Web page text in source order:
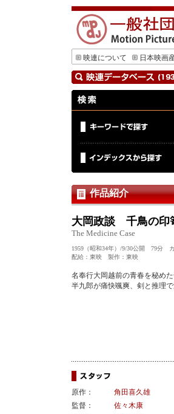
映連について 日本映画
作品紹介
大岡政談 千鳥の印
The Medicine Case
1959（昭和34年）/9/30公開 79分
配給：東映 製作：東映
名奉行大岡越前の青春を秘め
半九郎が痛快颯爽、剣と推理
原作：
角田喜久雄
監督：
佐々木康